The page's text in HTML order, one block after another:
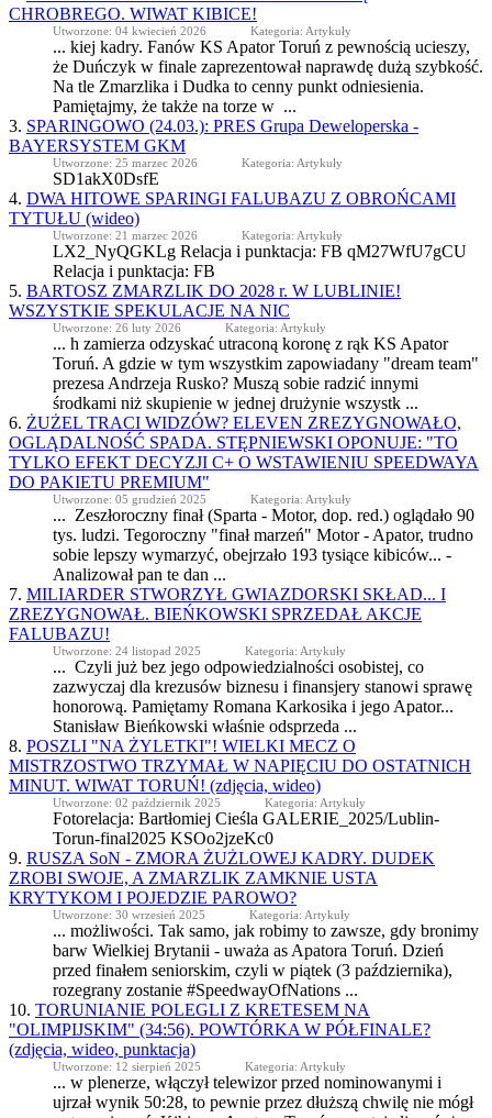
CHROBREGO. WIWAT KIBICE!
Utworzone: 04 kwiecień 2026 Kategoria: Artykuły
... kiej kadry. Fanów KS ApatorToruń z pewnością ucieszy,
że Duńczyk w finale zaprezentował naprawdę dużą szybkość.
Na tle Zmarzlika i Dudka to cenny punkt odniesienia.
Pamiętajmy, że także na torze w ...
3. SPARINGOWO (24.03.): PRES Grupa Deweloperska -
BAYERSYSTEM GKM
Utworzone: 25 marzec 2026 Kategoria: Artykuły
SD1akX0DsfE
4. DWA HITOWE SPARINGI FALUBAZU Z OBROŃCAMI
TYTUŁU (wideo)
Utworzone: 21 marzec 2026 Kategoria: Artykuły
LX2_NyQGKLg Relacja i punktacja: FB qM27WfU7gCU
Relacja i punktacja: FB
5. BARTOSZ ZMARZLIK DO 2028 r. W LUBLINIE!
WSZYSTKIE SPEKULACJE NA NIC
Utworzone: 26 luty 2026 Kategoria: Artykuły
... h zamierza odzyskać utraconą koronę z rąk KS Apator
Toruń. A gdzie w tym wszystkim zapowiadany "dream team"
prezesa Andrzeja Rusko? Muszą sobie radzić innymi
środkami niż skupienie w jednej drużynie wszystk ...
6. ŻUŻEL TRACI WIDZÓW? ELEVEN ZREZYGNOWAŁO,
OGLĄDALNOŚĆ SPADA. STĘPNIEWSKI OPONUJE: "TO
TYLKO EFEKT DECYZJI C+ O WSTAWIENIU SPEEDWAYA
DO PAKIETU PREMIUM"
Utworzone: 05 grudzień 2025 Kategoria: Artykuły
... Zeszłoroczny finał (Sparta - Motor, dop. red.) oglądało 90
tys. ludzi. Tegoroczny "finał marzeń" Motor - Apator, trudno
sobie lepszy wymarzyć, obejrzało 193 tysiące kibiców... -
Analizował pan te dan ...
7. MILIARDER STWORZYŁ GWIAZDORSKI SKŁAD... I
ZREZYGNOWAŁ. BIEŃKOWSKI SPRZEDAŁ AKCJE
FALUBAZU!
Utworzone: 24 listopad 2025 Kategoria: Artykuły
... Czyli już bez jego odpowiedzialności osobistej, co
zazwyczaj dla krezusów biznesu i finansjery stanowi sprawę
honorową. Pamiętamy Romana Karkosika i jego Apator...
Stanisław Bieńkowski właśnie odsprzeda ...
8. POSZLI "NA ŻYLETKI"! WIELKI MECZ O
MISTRZOSTWO TRZYMAŁ W NAPIĘCIU DO OSTATNICH
MINUT. WIWAT TORUŃ! (zdjęcia, wideo)
Utworzone: 02 październik 2025 Kategoria: Artykuły
Fotorelacja: Bartłomiej Cieśla GALERIE_2025/Lublin-
Torun-final2025 KSOo2jzeKc0
9. RUSZA SoN - ZMORA ŻUŻLOWEJ KADRY. DUDEK
ZROBI SWOJE, A ZMARZLIK ZAMKNIE USTA
KRYTYKOM I POJEDZIE PAROWO?
Utworzone: 30 wrzesień 2025 Kategoria: Artykuły
... możliwości. Tak samo, jak robimy to zawsze, gdy bronimy
barw Wielkiej Brytanii - uważa as Apatora Toruń. Dzień
przed finałem seniorskim, czyli w piątek (3 października),
rozegrany zostanie #SpeedwayOfNations ...
10. TORUNIANIE POLEGLI Z KRETESEM NA
"OLIMPIJSKIM" (34:56). POWTÓRKA W PÓŁFINALE?
(zdjęcia, wideo, punktacja)
Utworzone: 12 sierpień 2025 Kategoria: Artykuły
... w plenerze, włączył telewizor przed nominowanymi i
ujrzał wynik 50:28, to pewnie przez dłuższą chwilę nie mógł